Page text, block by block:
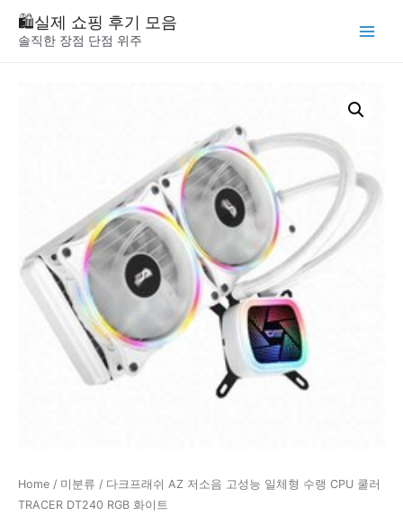
🛍️실제 쇼핑 후기 모음
솔직한 장점 단점 위주
Home / 미분류 / 다크프래쉬 AZ 저소음 고성능 일체형 수랭 CPU 쿨러
TRACER DT240 RGB 화이트